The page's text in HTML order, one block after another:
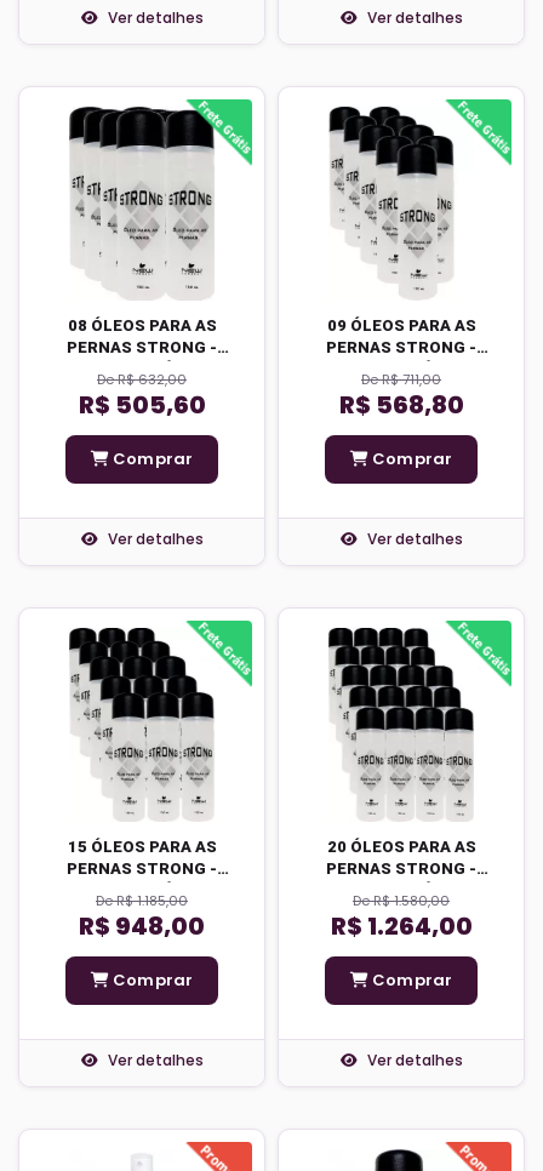
Ver detalhes Ver detalhes
08 ÓLEOS PARA AS
PERNAS STRONG -
FRETE GRÁTIS
De R$ 632,00
R$ 505,60
Comprar
Ver detalhes
09 ÓLEOS PARA AS
PERNAS STRONG -
FRETE GRÁTIS
De R$ 711,00
R$ 568,80
Comprar
Ver detalhes
15 ÓLEOS PARA AS
PERNAS STRONG -
FRETE GRÁTIS
De R$ 1.185,00
R$ 948,00
Comprar
Ver detalhes
20 ÓLEOS PARA AS
PERNAS STRONG -
FRETE GRÁTIS
De R$ 1.580,00
R$ 1.264,00
Comprar
Ver detalhes